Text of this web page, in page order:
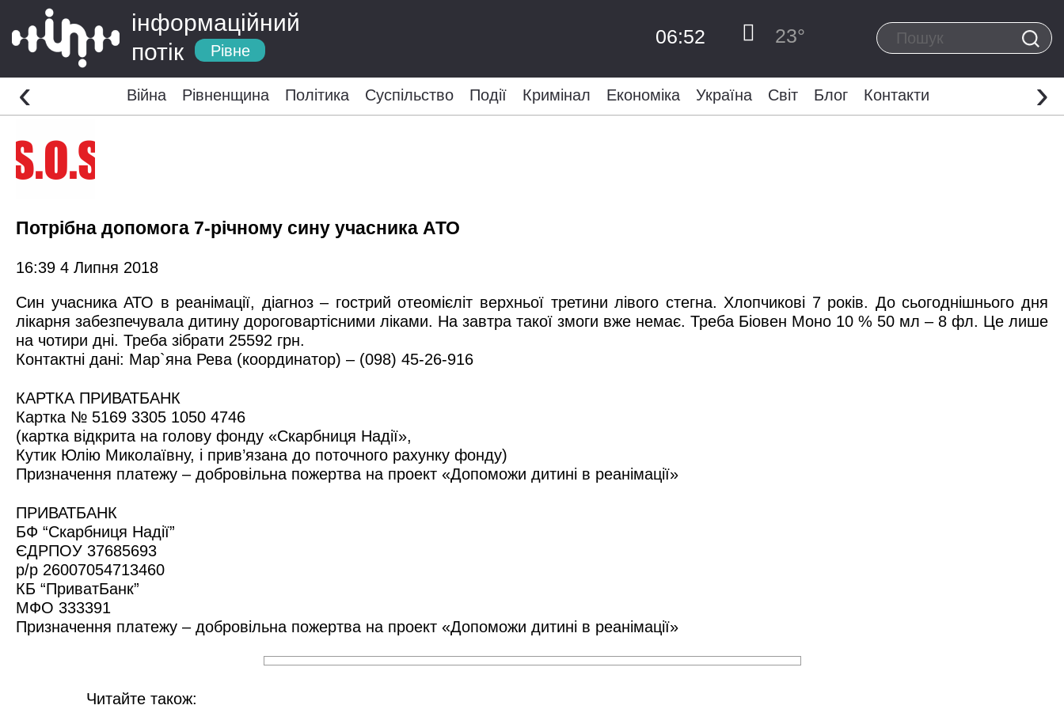
інформаційний
потік
Рівне
06:52 23°
Війна Рівненщина Політика Суспільство Події Кримінал Економіка Україна Світ Блог Контакти
‹ ›
Потрібна допомога 7-річному сину учасника АТО
16:39 4 Липня 2018
Син учасника АТО в реанімації, діагноз – гострий отеомієліт верхньої третини лівого стегна. Хлопчикові 7 років. До сьогоднішнього дня
лікарня забезпечувала дитину дороговартісними ліками. На завтра такої змоги вже немає. Треба Біовен Моно 10 % 50 мл – 8 фл. Це лише
на чотири дні. Треба зібрати 25592 грн.
Контактні дані: Мар`яна Рева (координатор) – (098) 45-26-916
КАРТКА ПРИВАТБАНК
Картка № 5169 3305 1050 4746
(картка відкрита на голову фонду «Скарбниця Надії»,
Кутик Юлію Миколаївну, і прив’язана до поточного рахунку фонду)
Призначення платежу – добровільна пожертва на проект «Допоможи дитині в реанімації»
ПРИВАТБАНК
БФ “Скарбниця Надії”
ЄДРПОУ 37685693
р/р 26007054713460
КБ “ПриватБанк”
МФО 333391
Призначення платежу – добровільна пожертва на проект «Допоможи дитині в реанімації»
Читайте також: